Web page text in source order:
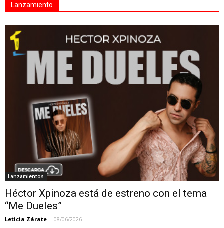
Lanzamiento
Lanzamientos
Héctor Xpinoza está de estreno con el tema
“Me Dueles”
Leticia Zárate - 08/06/2026